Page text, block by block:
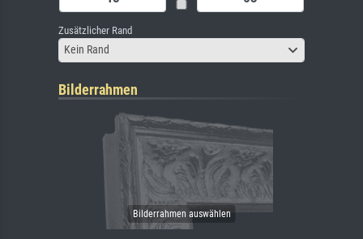
Zusätzlicher Rand
Kein Rand
Bilderrahmen